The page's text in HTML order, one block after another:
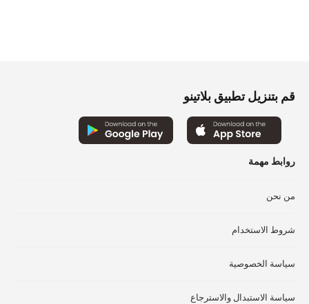
قم بتنزيل تطبيق بلاتينو
روابط مهمة
من نحن
شروط الاستخدام
سياسة الخصوصية
سياسة الاستبدال والاسترجاع